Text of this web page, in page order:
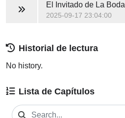
El Invitado de La Boda
2025-09-17 23:04:00
Historial de lectura
No history.
Lista de Capítulos